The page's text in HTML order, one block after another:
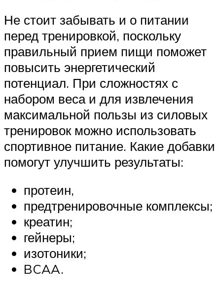
Не стоит забывать и о питании
перед тренировкой, поскольку
правильный прием пищи поможет
повысить энергетический
потенциал. При сложностях с
набором веса и для извлечения
максимальной пользы из силовых
тренировок можно использовать
спортивное питание. Какие добавки
помогут улучшить результаты:
протеин,
предтренировочные комплексы;
креатин;
гейнеры;
изотоники;
BCAA.